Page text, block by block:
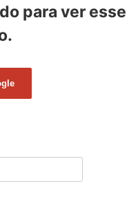
para ver esse